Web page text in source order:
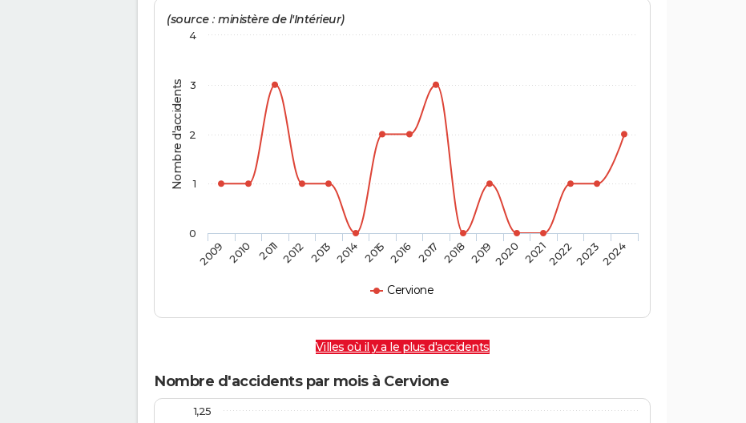
Nombre d'accidents
(source : ministère de l'Intérieur)
Cervione
2009 2010 2011 2012 2013 2014 2015 2016 2017 2018 20192020 2021202220232024
0
1
2
3
4
Villes où il y a le plus d'accidents
Nombre d'accidents par mois à Cervione
1,25